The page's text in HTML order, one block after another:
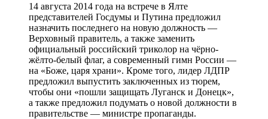
14 августа 2014 года на встрече в Ялте
представителей Госдумы и Путина предложил
назначить последнего на новую должность —
Верховный правитель, а также заменить
официальный российский триколор на чёрно-
жёлто-белый флаг, а современный гимн России —
на «Боже, царя храни». Кроме того, лидер ЛДПР
предложил выпустить заключенных из тюрем,
чтобы они «пошли защищать Луганск и Донецк»,
а также предложил подумать о новой должности в
правительстве — министре пропаганды.